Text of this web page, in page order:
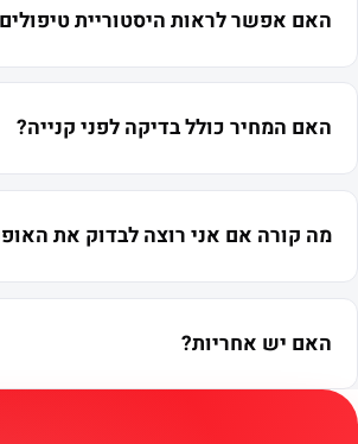
האם אפשר לראות היסטוריית
האם המחיר כולל בדיקה לפני קנייה?
מה קורה אם אני רוצה לבדוק את
האם יש אחריות?